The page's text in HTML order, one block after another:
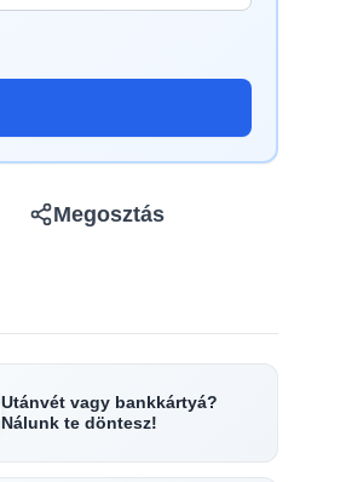
Megosztás
Utánvét vagy bankkártyá?
Nálunk te döntesz!